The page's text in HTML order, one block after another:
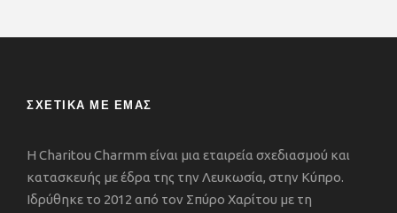
ΣΧΕΤΙΚΑ ΜΕ ΕΜΑΣ
Η Charitou Charmm είναι μια εταιρεία σχεδιασμού και
κατασκευής με έδρα της την Λευκωσία, στην Κύπρο.
Ιδρύθηκε το 2012 από τον Σπύρο Χαρίτου με τη